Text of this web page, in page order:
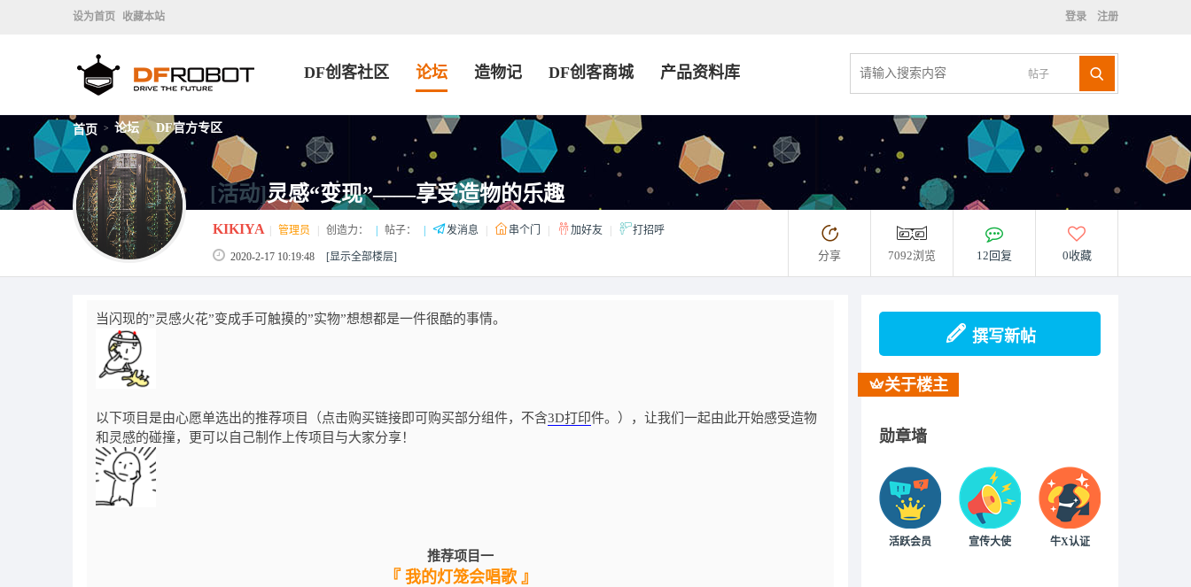
设为首页 收藏本站 登录 注册
帖子
DF创客社区 论坛 造物记 DF创客商城 产品资料库
首页 > 论坛 > DF官方专区
[活动]灵感“变现”——享受造物的乐趣
KIKIYA 管理员 创造力： 帖子： 发消息 串个门 加好友 打招呼
2020-2-17 10:19:48 [显示全部楼层] 分享 7092浏览 12回复 0收藏
当闪现的”灵感火花”变成手可触摸的”实物”想想都是一件很酷的事情。
以下项目是由心愿单选出的推荐项目（点击购买链接即可购买部分组件，不含3D打印件。），让我们一起由此开始感受造物
和灵感的碰撞，更可以自己制作上传项目与大家分享！
推荐项目一
『 我的灯笼会唱歌 』
撰写新帖
关于楼主
勋章墙
活跃会员 宣传大使 牛X认证